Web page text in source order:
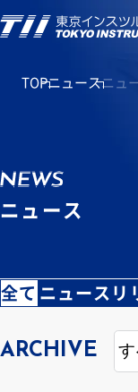
TOPニュースニュ
ニュース
全て ニュースリ
ARCHIVE